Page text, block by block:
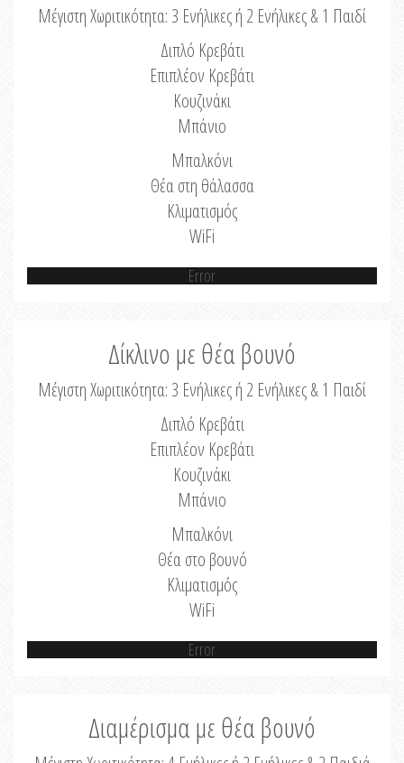
Μέγιστη Χωριτικότητα: 3 Ενήλικες ή 2 Ενήλικες & 1 Παιδί
Διπλό Κρεβάτι
Επιπλέον Κρεβάτι
Κουζινάκι
Μπάνιο
Μπαλκόνι
Θέα στη θάλασσα
Κλιματισμός
WiFi
Error
Δίκλινο με θέα βουνό
Μέγιστη Χωριτικότητα: 3 Ενήλικες ή 2 Ενήλικες & 1 Παιδί
Διπλό Κρεβάτι
Επιπλέον Κρεβάτι
Κουζινάκι
Μπάνιο
Μπαλκόνι
Θέα στο βουνό
Κλιματισμός
WiFi
Error
Διαμέρισμα με θέα βουνό